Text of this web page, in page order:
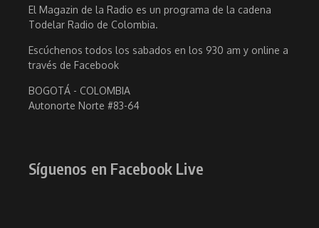
El Magazin de la Radio es un programa de la cadena
Todelar Radio de Colombia.
Escúchenos todos los sabados en los 930 am y online a
través de Facebook
BOGOTÁ - COLOMBIA
Autonorte Norte #83-64
Síguenos en Facebook Live